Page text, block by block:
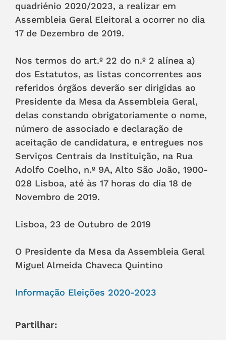
quadriénio 2020/2023, a realizar em
Assembleia Geral Eleitoral a ocorrer no dia
17 de Dezembro de 2019.
Nos termos do art.º 22 do n.º 2 alínea a)
dos Estatutos, as listas concorrentes aos
referidos órgãos deverão ser dirigidas ao
Presidente da Mesa da Assembleia Geral,
delas constando obrigatoriamente o nome,
número de associado e declaração de
aceitação de candidatura, e entregues nos
Serviços Centrais da Instituição, na Rua
Adolfo Coelho, n.º 9A, Alto São João, 1900-
028 Lisboa, até às 17 horas do dia 18 de
Novembro de 2019.
Lisboa, 23 de Outubro de 2019
O Presidente da Mesa da Assembleia Geral
Miguel Almeida Chaveca Quintino
Informação Eleições 2020-2023
Partilhar: